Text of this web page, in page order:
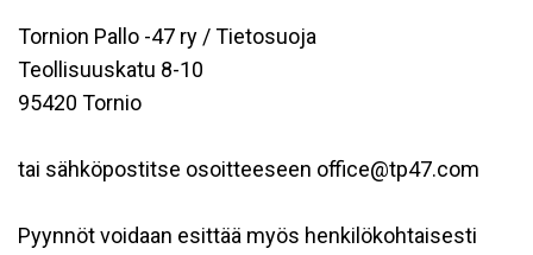
Tornion Pallo -47 ry / Tietosuoja
Teollisuuskatu 8-10
95420 Tornio
tai sähköpostitse osoitteeseen office@tp47.com
Pyynnöt voidaan esittää myös henkilökohtaisesti